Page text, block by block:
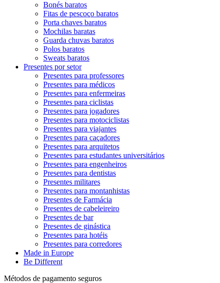
Bonés baratos
Fitas de pescoço baratos
Porta chaves baratos
Mochilas baratas
Guarda chuvas baratos
Polos baratos
Sweats baratos
Presentes por setor
Presentes para professores
Presentes para médicos
Presentes para enfermeiras
Presentes para ciclistas
Presentes para jogadores
Presentes para motociclistas
Presentes para viajantes
Presentes para caçadores
Presentes para arquitetos
Presentes para estudantes universitários
Presentes para engenheiros
Presentes para dentistas
Presentes militares
Presentes para montanhistas
Presentes de Farmácia
Presentes de cabeleireiro
Presentes de bar
Presentes de ginástica
Presentes para hotéis
Presentes para corredores
Made in Europe
Be Different
Métodos de pagamento seguros